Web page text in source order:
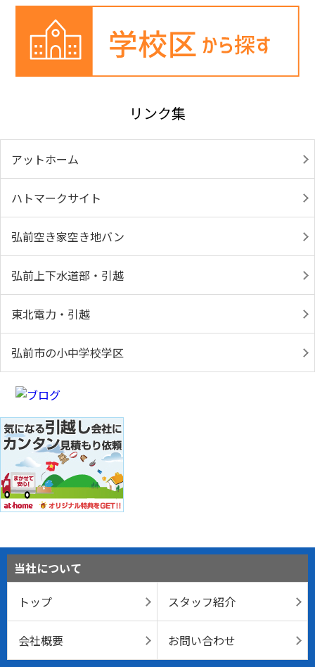
リンク集
アットホーム
ハトマークサイト
弘前空き家空き地バン
弘前上下水道部・引越
東北電力・引越
弘前市の小中学校学区
当社について
トップ
スタッフ紹介
会社概要 お問い合わせ